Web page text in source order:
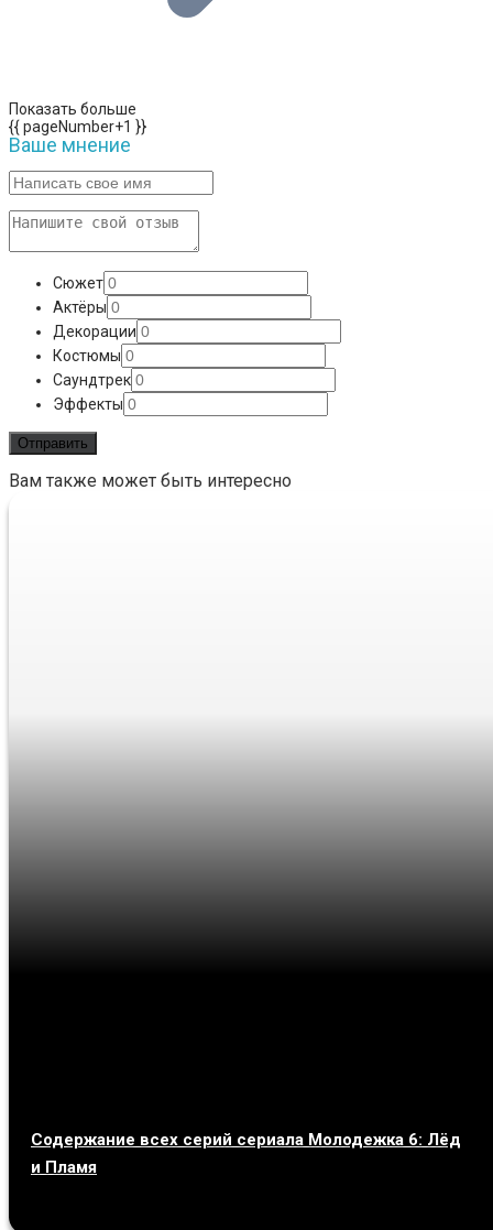
Показать больше
{{ pageNumber+1 }}
Ваше мнение
Сюжет
Актёры
Декорации
Костюмы
Саундтрек
Эффекты
Вам также может быть интересно
Содержание всех серий сериала Молодежка 6: Лёд
и Пламя